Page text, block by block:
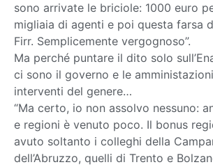
sono arrivate le briciole: 1000 euro
migliaia di agenti e poi questa farsa
Firr. Semplicemente vergognoso”.
Ma perché puntare il dito solo
ci sono il governo e le
interventi del genere…
“Ma certo, io non assolvo nessuno:
e regioni è venuto poco. Il bonus
avuto soltanto i colleghi della
dell’Abruzzo, quelli di Trento e